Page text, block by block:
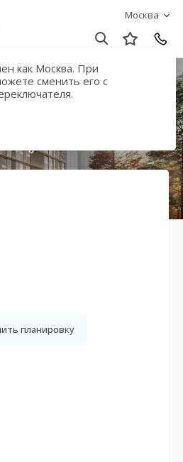
Москва
как Москва. При
сменить его с
на
планировку